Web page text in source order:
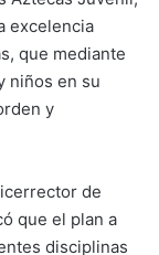
excelencia
que mediante
niños en su
y
de
que el plan a
disciplinas